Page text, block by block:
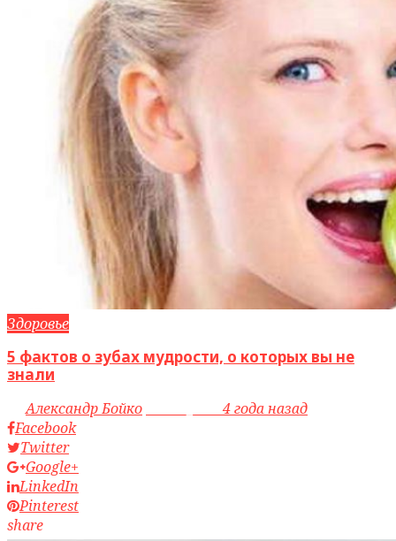
Здоровье
5 фактов о зубах мудрости, о которых вы не
знали
byАлександр Бойко
4 года назад
Facebook
Twitter
Google+
LinkedIn
Pinterest
share